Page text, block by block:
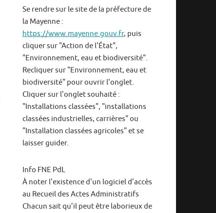
Se rendre sur le site de la préfecture de
la Mayenne :
https://www.mayenne.gouv.fr, puis
cliquer sur "Action de l'État",
"Environnement, eau et biodiversité".
Recliquer sur "Environnement, eau et
biodiversité" pour ouvrir l'onglet.
Cliquer sur l'onglet souhaité :
"Installations classées", "installations
classées industrielles, carrières" ou
"Installation classées agricoles" et se
laisser guider.
Info FNE PdL
À noter l'existence d'un logiciel d’accès
au Recueil des Actes Administratifs
Chacun sait qu’il peut être laborieux de